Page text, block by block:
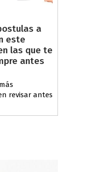
a
este
las que te
antes
revisar antes